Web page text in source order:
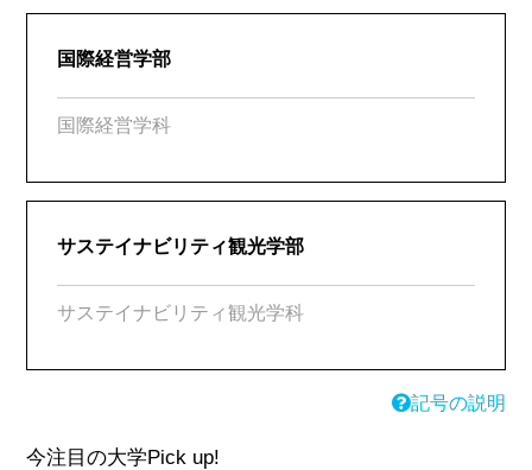
国際経営学部
国際経営学科
サステイナビリティ観光学部
サステイナビリティ観光学科
記号の説明
今注目の大学Pick up!